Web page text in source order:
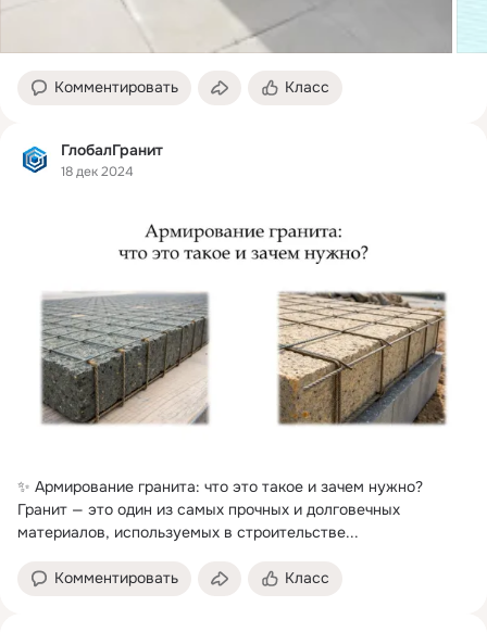
Комментировать Класс
ГлобалГранит
18 дек 2024
✨ Армирование гранита: что это такое и зачем нужно?
Гранит — это один из самых прочных и долговечных
материалов, используемых в строительстве...
Комментировать Класс